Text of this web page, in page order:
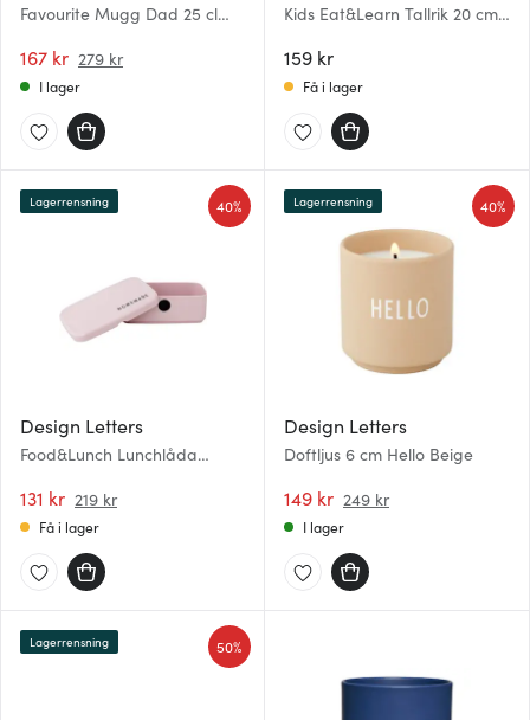
Favourite Mugg Dad 25 cl
167 kr 279 kr
I lager
Kids Eat&Learn Tallrik 20 cm
159 kr
Få i lager
Design Letters
Food&Lunch Lunchlåda
131 kr 219 kr
40%
Lagerrensning
Få i lager
Design Letters
Doftljus 6 cm Hello Beige
149 kr 249 kr
40%
Lagerrensning
I lager
50%
Lagerrensning